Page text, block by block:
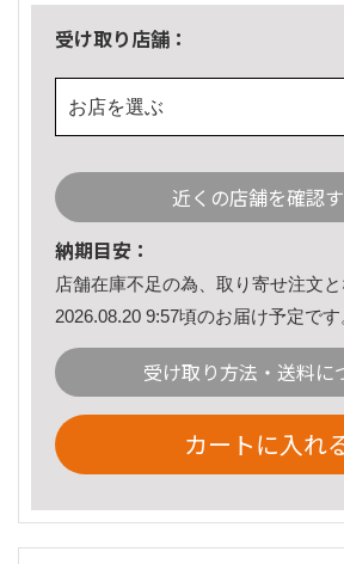
受け取り店舗：
お店を選ぶ
近くの店舗を確認
納期目安：
店舗在庫不足の為、取り寄せ注文と
2026.08.20 9:57頃のお届け予定です
受け取り方法・送料に
カートに入れ